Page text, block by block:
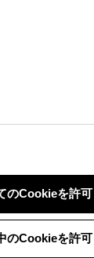
クッキー)が保
クッキー
たりするにあ
の取り扱いにつ
のCookieを許可
のCookieを許可
平区月寒
央区北5条